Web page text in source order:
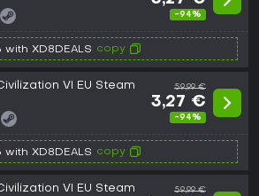
-94%
with XD8DEALS copy
VI EU Steam
59,99 €
3,27 €
-94%
with XD8DEALS copy
VI EU Steam
59,99 €